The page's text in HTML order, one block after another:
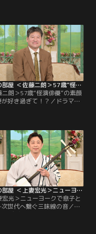
を演じた。それから約20年
ラ『スカーレット』でヒロ
めた際には、自身の成長を
たと明かす。父は少林寺拳法
で、礼儀や挨拶を厳しく教え
。
徹子の部屋 ＜佐藤二朗＞57歳“怪演俳優”の素顔は…妻が好き過ぎて！？（2026/05/20放送分）
二朗＞57歳“怪演俳優”の素顔
好き過ぎて！？／ドラマや
言っていたが、昨年公開され
『爆弾』で演じた正体不明の
の怪演が話題を呼び、日本ア
ー賞最優秀助演男優賞をはじ
な映画賞を総ナメにした佐
。
徹子の部屋 ＜上妻宏光＞ニューヨークで息子と共演…次世代へ繋ぐ三味線の音（2026/05/15放送分）
宏光＞ニューヨークで息子と
世代へ繋ぐ三味線の音／昨
ロデビュー25周年という節目